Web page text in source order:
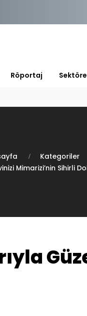
Röportaj
Kategoriler
Mimarizi’nin Sihirli